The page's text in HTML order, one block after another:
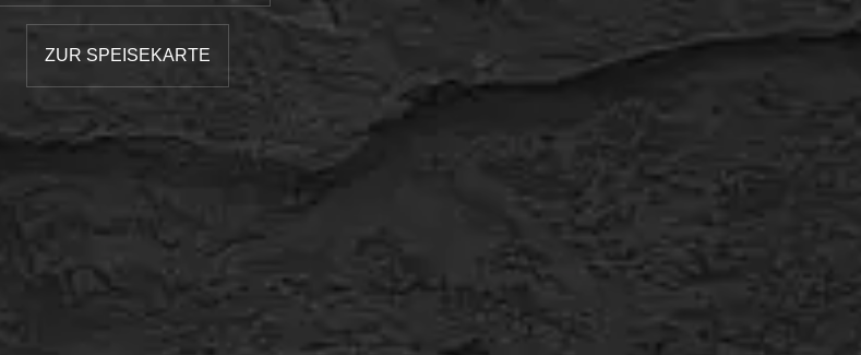
ZUR SPEISEKARTE